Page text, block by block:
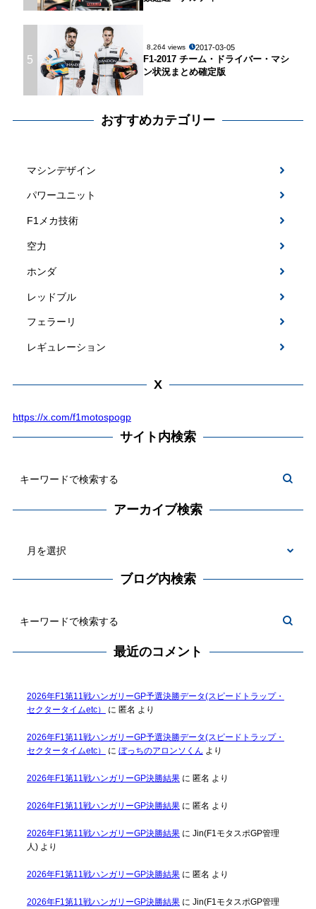
5
8,264 views 2017-03-05
F1-2017 チーム・ドライバー・マシ
ン状況まとめ確定版
おすすめカテゴリー
マシンデザイン
パワーユニット
F1メカ技術
空力
ホンダ
レッドブル
フェラーリ
レギュレーション
X
https://x.com/f1motospogp
サイト内検索
アーカイブ検索
ブログ内検索
最近のコメント
2026年F1第11戦ハンガリーGP予選決勝データ(スピードトラップ・
セクタータイムetc）
に 匿名 より
2026年F1第11戦ハンガリーGP予選決勝データ(スピードトラップ・
セクタータイムetc）
に ぼっちのアロンソくん より
2026年F1第11戦ハンガリーGP決勝結果に 匿名 より
2026年F1第11戦ハンガリーGP決勝結果に 匿名 より
2026年F1第11戦ハンガリーGP決勝結果に Jin(F1モタスポGP管理
人)より
2026年F1第11戦ハンガリーGP決勝結果に 匿名 より
2026年F1第11戦ハンガリーGP決勝結果に Jin(F1モタスポGP管理